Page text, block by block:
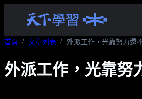
首頁 文章列表
外派工作，光靠努